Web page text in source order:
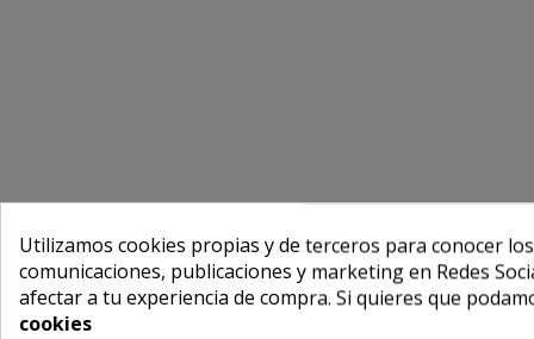
Utilizamos cookies propias y de terceros para conocer
comunicaciones, publicaciones y marketing en Redes
afectar a tu experiencia de compra. Si quieres que
cookies